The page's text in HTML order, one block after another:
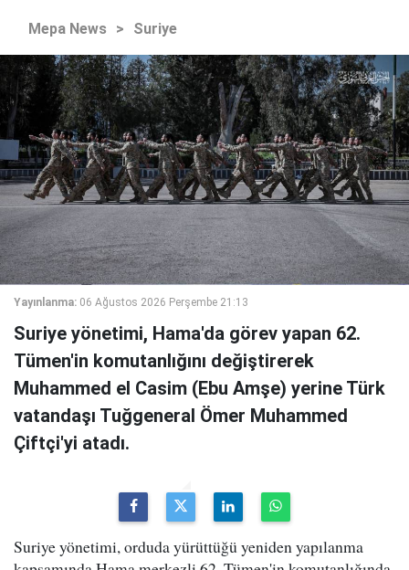
Mepa News > Suriye
Yayınlanma: 06 Ağustos 2026 Perşembe 21:13
Suriye yönetimi, Hama'da görev yapan 62.
Tümen'in komutanlığını değiştirerek
Muhammed el Casim (Ebu Amşe) yerine Türk
vatandaşı Tuğgeneral Ömer Muhammed
Çiftçi'yi atadı.
Suriye yönetimi, orduda yürüttüğü yeniden yapılanma